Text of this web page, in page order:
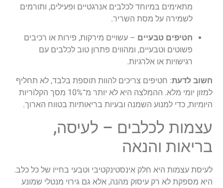
מתאימים במיוחד לכלבים אנרגטיים ופעילים, ותורמים
לשמירה על מסת השריר.
חטיפים טבעיים – עשויים מירקות, פירות או רכיבים
פשוטים וטבעיים, ומהווים פתרון טוב לכלבים עם
רגישויות או אלרגיות.
חשוב לדעת: חטיפים צריכים להוות תוספת בלבד, לא תחליף
למזון יומי מלא. ההמלצה היא לא יותר מ־10% מסך הקלוריות
היומיות, כדי למנוע השמנה ובעיות בריאותיות בטווח הארוך.
עצמות לכלבים – לעיסה,
בריאות והנאה
לעיסת עצמות היא חלק אינסטינקטיבי וטבעי בחייו של כל כלב.
היא מספקת לא רק עיסוק מהנה, אלא גם גירוי מנטלי שמונע